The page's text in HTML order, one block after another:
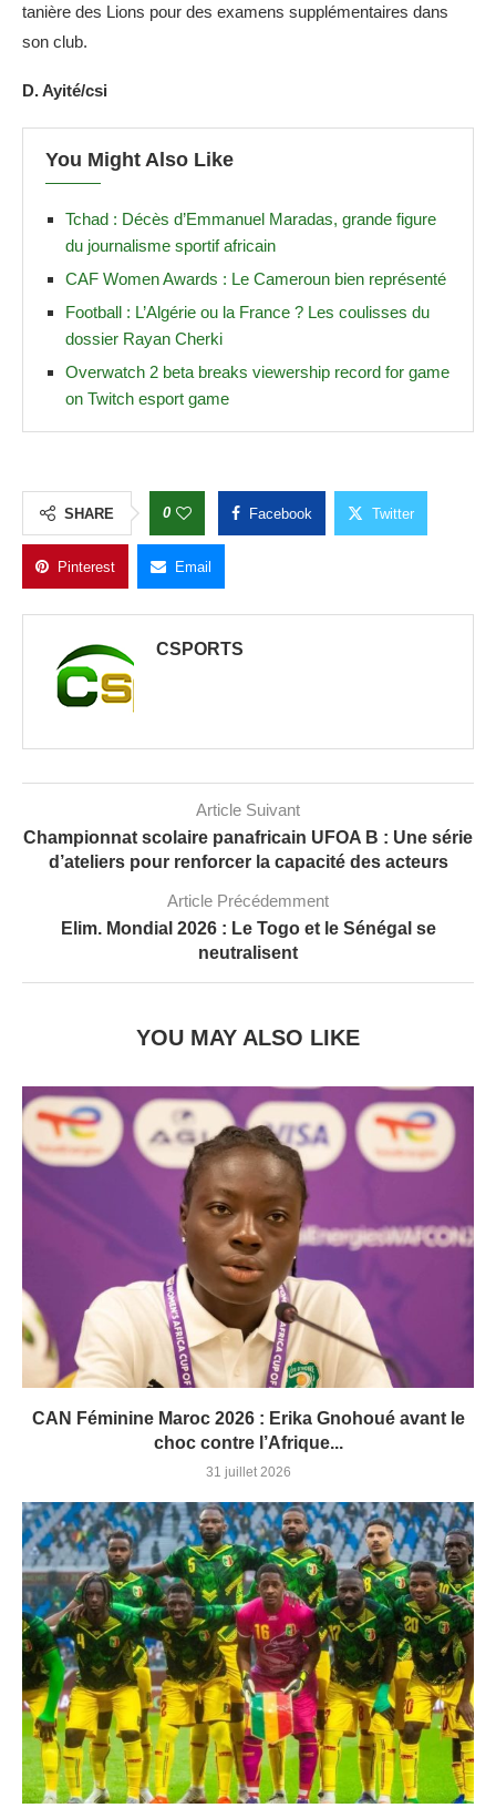
tanière des Lions pour des examens supplémentaires dans
son club.
D. Ayité/csi
You Might Also Like
Tchad : Décès d’Emmanuel Maradas, grande figure
du journalisme sportif africain
CAF Women Awards : Le Cameroun bien représenté
Football : L’Algérie ou la France ? Les coulisses du
dossier Rayan Cherki
Overwatch 2 beta breaks viewership record for game
on Twitch esport game
SHARE 0 Facebook Twitter
Pinterest Email
CSPORTS
Article Suivant
Championnat scolaire panafricain UFOA B : Une série
d’ateliers pour renforcer la capacité des acteurs
Article Précédemment
Elim. Mondial 2026 : Le Togo et le Sénégal se
neutralisent
YOU MAY ALSO LIKE
CAN Féminine Maroc 2026 : Erika Gnohoué avant le
choc contre l’Afrique...
31 juillet 2026